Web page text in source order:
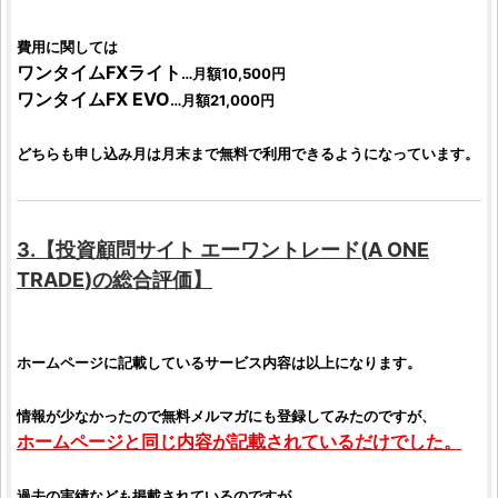
費用に関しては
ワンタイムFXライト …月額10,500円
ワンタイムFX EVO…月額21,000円
どちらも申し込み月は月末まで無料で利用できるようになっています。
3.【投資顧問サイト エーワントレード(A ONE
TRADE)の総合評価】
ホームページに記載しているサービス内容は以上になります。
情報が少なかったので無料メルマガにも登録してみたのですが、
ホームページと同じ内容が記載されているだけでした。